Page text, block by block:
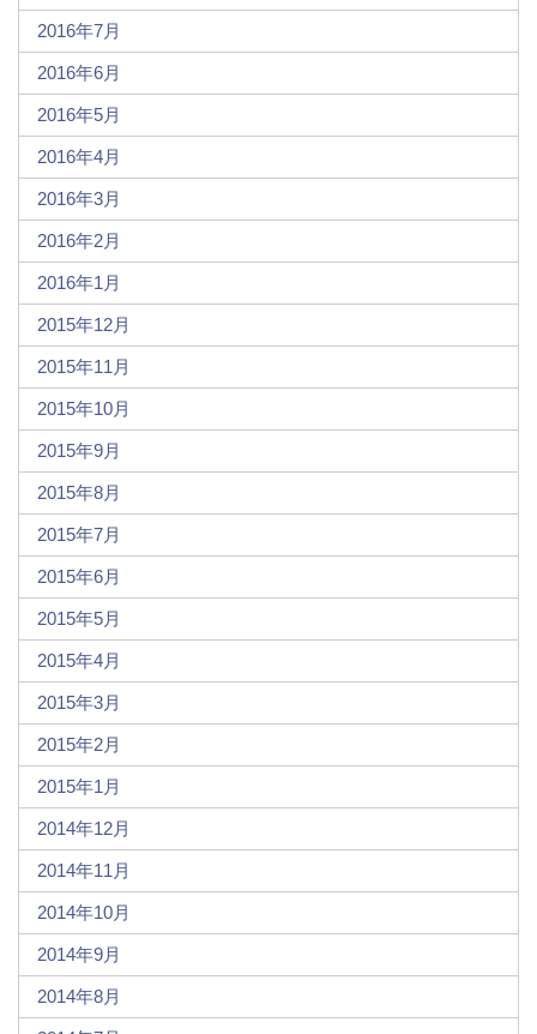
2016年7月
2016年6月
2016年5月
2016年4月
2016年3月
2016年2月
2016年1月
2015年12月
2015年11月
2015年10月
2015年9月
2015年8月
2015年7月
2015年6月
2015年5月
2015年4月
2015年3月
2015年2月
2015年1月
2014年12月
2014年11月
2014年10月
2014年9月
2014年8月